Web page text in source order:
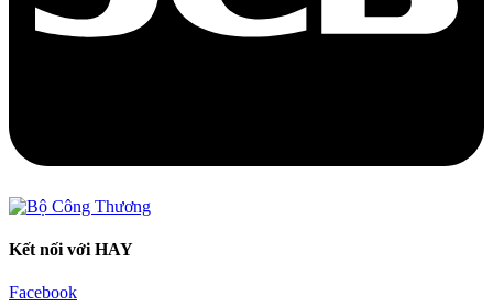
Kết nối với HAY
Facebook